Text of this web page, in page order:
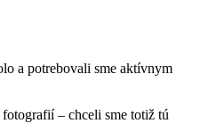
a potrebovali sme aktívnym
– chceli sme totiž tú